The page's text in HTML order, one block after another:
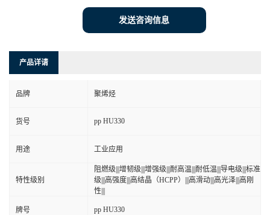
发送咨询信息
产品详请
品牌 聚烯烃
货号 pp HU330
用途 工业应用
特性级别
阻燃级|||增韧级|||增强级|||耐高温|||耐低温|||导电级|||标准
级|||高强度|||高结晶（HCPP）|||高滑动|||高光泽|||高刚
性|||
牌号 pp HU330